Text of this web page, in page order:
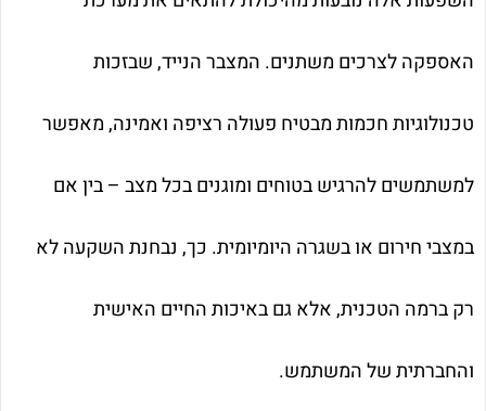
האספקה לצרכים משתנים. המצבר הנייד, שבזכות
טכנולוגיות חכמות מבטיח פעולה רציפה ואמינה, מאפשר
למשתמשים להרגיש בטוחים ומוגנים בכל מצב – בין אם
במצבי חירום או בשגרה היומיומית. כך, נבחנת השקעה לא
רק ברמה הטכנית, אלא גם באיכות החיים האישית
והחברתית של המשתמש.